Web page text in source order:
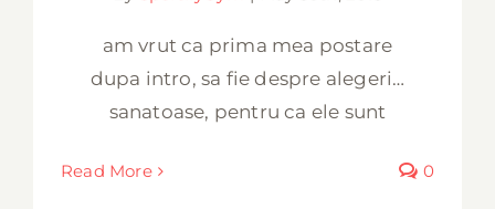
am vrut ca prima mea postare
dupa intro, sa fie despre alegeri…
sanatoase, pentru ca ele sunt
Read More 0